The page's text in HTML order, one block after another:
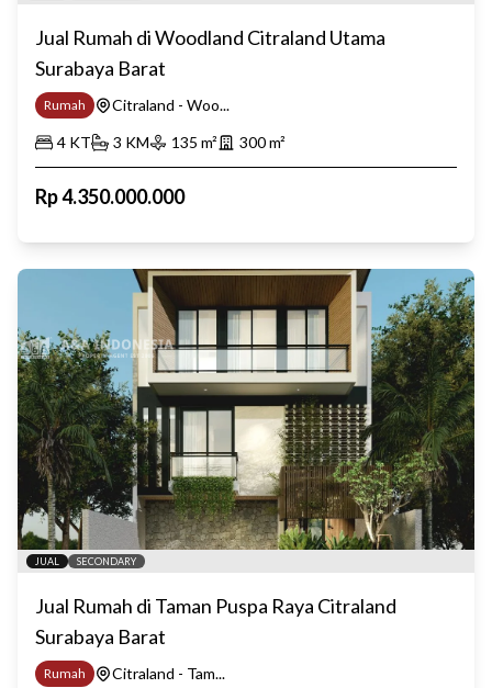
Jual Rumah di Woodland Citraland Utama
Surabaya Barat
Rumah
Citraland - Woo...
4 KT 3 KM 135 m² 300m²
Rp4.350.000.000
JUAL SECONDARY
Jual Rumah di Taman Puspa Raya Citraland
Surabaya Barat
Rumah Citraland - Tam...